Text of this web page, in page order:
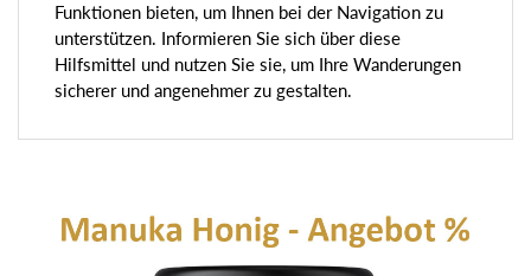
Funktionen bieten, um Ihnen bei der Navigation zu
unterstützen. Informieren Sie sich über diese
Hilfsmittel und nutzen Sie sie, um Ihre Wanderungen
sicherer und angenehmer zu gestalten.